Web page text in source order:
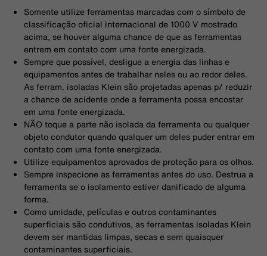
Somente utilize ferramentas marcadas com o símbolo de
classificação oficial internacional de 1000 V mostrado
acima, se houver alguma chance de que as ferramentas
entrem em contato com uma fonte energizada.
Sempre que possível, desligue a energia das linhas e
equipamentos antes de trabalhar neles ou ao redor deles.
As ferram. isoladas Klein são projetadas apenas p/ reduzir
a chance de acidente onde a ferramenta possa encostar
em uma fonte energizada.
NÃO toque a parte não isolada da ferramenta ou qualquer
objeto condutor quando qualquer um deles puder entrar em
contato com uma fonte energizada.
Utilize equipamentos aprovados de proteção para os olhos.
Sempre inspecione as ferramentas antes do uso. Destrua a
ferramenta se o isolamento estiver danificado de alguma
forma.
Como umidade, películas e outros contaminantes
superficiais são condutivos, as ferramentas isoladas Klein
devem ser mantidas limpas, secas e sem quaisquer
contaminantes superficiais.